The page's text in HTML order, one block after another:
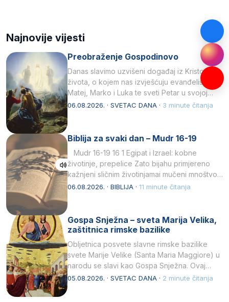
Najnovije vijesti
Preobraženje Gospodinovo
Danas slavimo uzvišeni događaj iz Kristova
života, o kojem nas izvješćuju evanđelisti
Matej, Marko i Luka te sveti Petar u svojoj
drugoj…
06.08.2026. · SVETAC DANA · 3 minute čitanja
Biblija za svaki dan – Mudr 16-19
Mudr 16-19 16 1 Egipat i Izrael: kobne
životinje, prepelice Zato bijahu primjereno
kažnjeni sličnim životinjamai mučeni mnoštvom
kukaca.2 A narod…
06.08.2026. · BIBLIJA · 11 minute čitanja
Gospa Snježna – sveta Marija Velika,
zaštitnica rimske bazilike
Obljetnica posvete slavne rimske bazilike
svete Marije Velike (Santa Maria Maggiore) u
narodu se slavi kao Gospa Snježna. Ovaj
naziv, Sancta Maria…
05.08.2026. · SVETAC DANA · 2 minute čitanja